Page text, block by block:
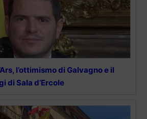
l’ottimismo di Galvagno e il
di Sala d’Ercole